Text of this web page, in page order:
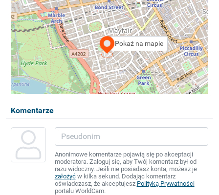
Pokaż na mapie
Komentarze
Anonimowe komentarze pojawią się po akceptacji
moderatora. Zaloguj się, aby Twój komentarz był od
razu widoczny. Jeśli nie posiadasz konta, możesz je
założyćw kilka sekund. Dodając komentarz
oświadczasz, że akceptujesz Polityką Prywatności
portalu WorldCam.